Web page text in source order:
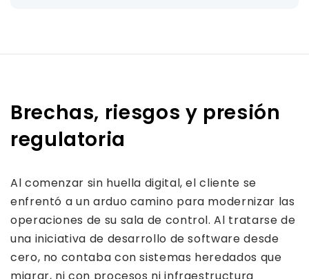
Brechas, riesgos y presión
regulatoria
Al comenzar sin huella digital, el cliente se
enfrentó a un arduo camino para modernizar las
operaciones de su sala de control. Al tratarse de
una iniciativa de desarrollo de software desde
cero, no contaba con sistemas heredados que